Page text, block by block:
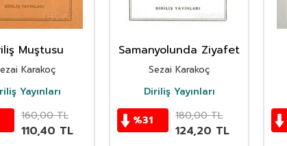
Muştusu
Karakoç
Yayınları
160,00TL
110,40 TL
Samanyolunda Ziyafet
Sezai Karakoç
Diriliş Yayınları
%31 180,00TL
124,20 TL